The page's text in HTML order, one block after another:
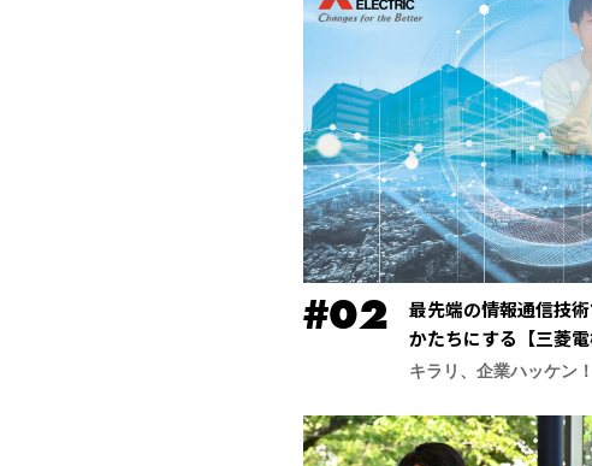
最先端の情報通信技
かたちにする【三菱
合研究所】
キラリ、企業ハッケン！